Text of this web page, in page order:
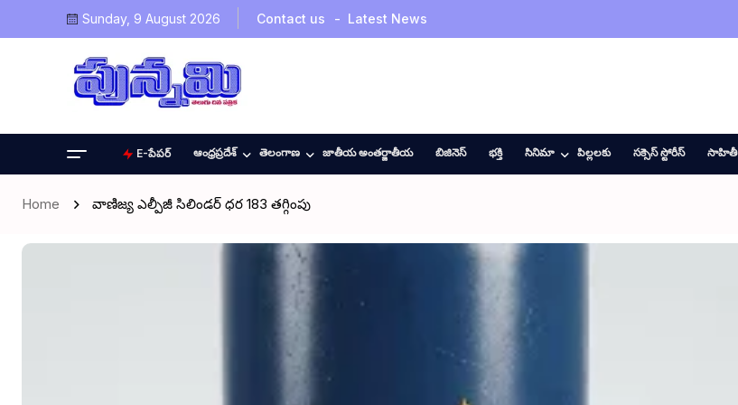
Sunday, 9 August 2026 Contact us Latest News
E-పేపర్ ఆంధ్రప్రదేశ్ తెలంగాణ జాతీయ అంతర్జాతీయ బిజినెస్ భక్తి సినిమా పిల్లలకు సక్సెస్ స్టోరీస్ సాహితీ
Home వాణిజ్య ఎల్పీజీ సిలిండర్ ధర ₹183 తగ్గింపు